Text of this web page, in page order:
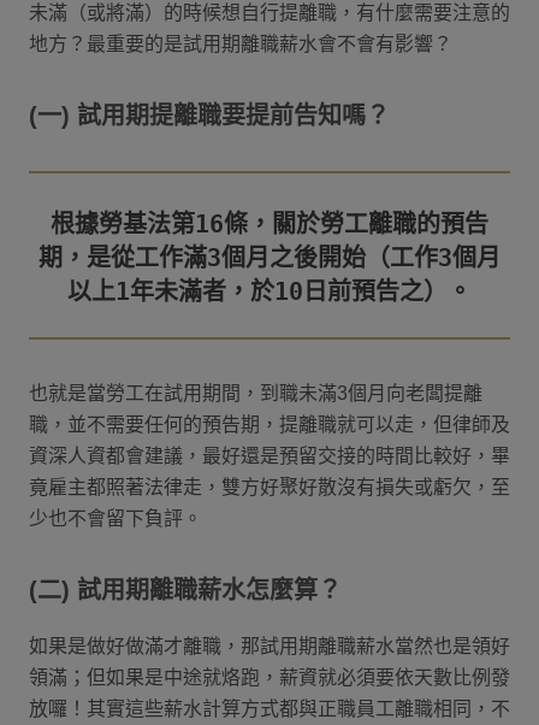
未滿（或將滿）的時候想自行提離職，有什麼需要注意的
地方？最重要的是試用期離職薪水會不會有影響？
(一) 試用期提離職要提前告知嗎？
根據勞基法第16條，關於勞工離職的預告
期，是從工作滿3個月之後開始（工作3個月
也就是當勞工在試用期間，到職未滿3個月向老闆提離
職，並不需要任何的預告期，提離職就可以走，但律師及
資深人資都會建議，最好還是預留交接的時間比較好，畢
竟雇主都照著法律走，雙方好聚好散沒有損失或虧欠，至
少也不會留下負評。
(二) 試用期離職薪水怎麼算？
如果是做好做滿才離職，那試用期離職薪水當然也是領好
領滿；但如果是中途就烙跑，薪資就必須要依天數比例發
放囉！其實這些薪水計算方式都與正職員工離職相同，不